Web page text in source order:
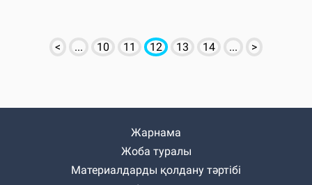
< ... 10 11 12 13 14 ... >
Жарнама
Жоба туралы
Материалдарды қолдану тәртібі